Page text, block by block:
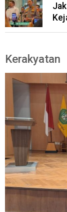
Kerakyatan